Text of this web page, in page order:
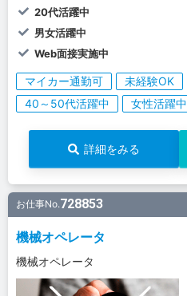
20代活躍中
男女活躍中
Web面接実施中
マイカー通勤可 未経験OK
40～50代活躍中
女性活躍中
詳細をみる
お仕事No.728853
機械オペレータ
機械オペレータ